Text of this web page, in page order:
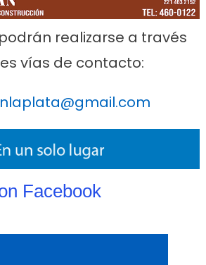
realizarse a través
vías de contacto:
Facebook